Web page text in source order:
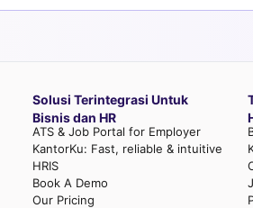
Solusi Terintegrasi Untuk
Bisnis dan HR
ATS & Job Portal for Employer
KantorKu: Fast, reliable & intuitive
HRIS
Book A Demo
Our Pricing